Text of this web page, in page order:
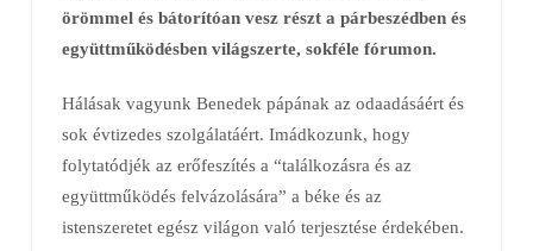
örömmel és bátorítóan vesz részt a párbeszédben és
együttműködésben világszerte, sokféle fórumon.
Hálásak vagyunk Benedek pápának az odaadásáért és
sok évtizedes szolgálatáért. Imádkozunk, hogy
folytatódjék az erőfeszítés a “találkozásra és az
együttműködés felvázolására” a béke és az
istenszeretet egész világon való terjesztése érdekében.